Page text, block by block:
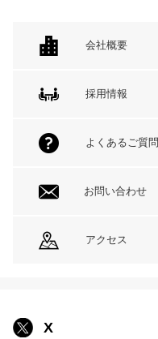
会社概要
採用情報
よくあるご質問
お問い合わせ
アクセス
X